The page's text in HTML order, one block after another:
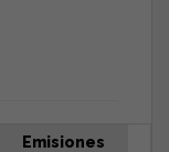
Emisiones